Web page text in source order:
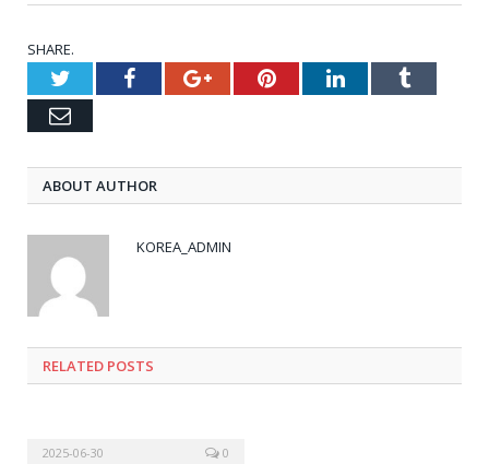
SHARE.
TwitterFacebookGoogle+PinterestLinkedInTumblr
Email
ABOUT AUTHOR
KOREA_ADMIN
RELATED POSTS
2025-06-30 0